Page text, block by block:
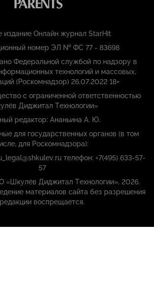
издание Онлайн журнал StarHit
номер ЭЛ № ФС 77 - 83698
Федеральной службой по надзору в
технологий и массовых,
(Роскомнадзор) 26.07.2022 18+
с ограниченной ответственностью
Диджитал Технологии»
редактор: Ананьина А. Ю.
для государственных органов (в том
для Роскомнадзора):
телефон: +7(495) 633-57-
57
«Шкулёв Диджитал Технологии», 2026.
материалов сайта без разрешения
редакции воспрещается.